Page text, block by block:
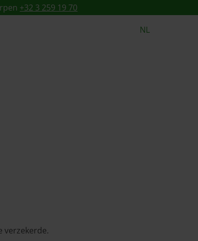
+32 3 259 19 70
NL
verzekerde.